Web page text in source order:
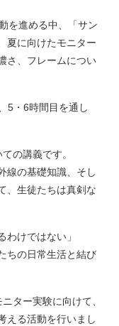
を進める中、「サン
夏に向けたモニター
さ、フレームについ
5・6時間目を通し
の講義です。
線の基礎知識、そし
、生徒たちは真剣な
わけではない」
ちの日常生活と結び
ター実験に向けて、
える活動を行いまし